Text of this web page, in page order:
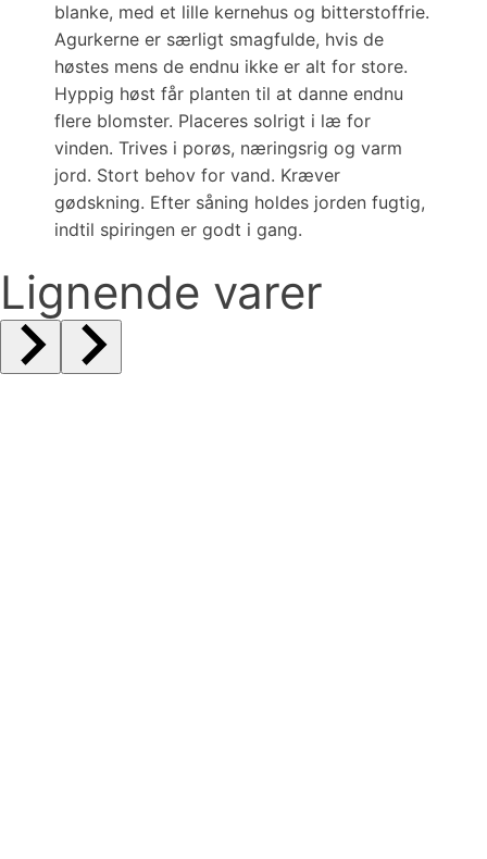
blanke, med et lille kernehus og bitterstoffrie.
Agurkerne er særligt smagfulde, hvis de
høstes mens de endnu ikke er alt for store.
Hyppig høst får planten til at danne endnu
flere blomster. Placeres solrigt i læ for
vinden. Trives i porøs, næringsrig og varm
jord. Stort behov for vand. Kræver
gødskning. Efter såning holdes jorden fugtig,
indtil spiringen er godt i gang.
Lignende varer